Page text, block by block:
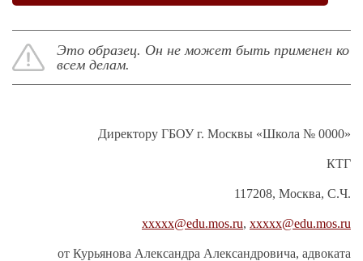
Это образец. Он не может быть применен ко
всем делам.
Директору ГБОУ г. Москвы «Школа № 0000»
КТГ
117208, Москва, С.Ч.
ххххх@edu.mos.ru, ххххх@edu.mos.ru
от Курьянова Александра Александровича, адвоката